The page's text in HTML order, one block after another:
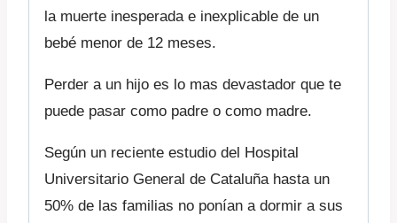
la muerte inesperada e inexplicable de un
bebé menor de 12 meses.
Perder a un hijo es lo mas devastador que te
puede pasar como padre o como madre.
Según un reciente estudio del Hospital
Universitario General de Cataluña hasta un
50% de las familias no ponían a dormir a sus